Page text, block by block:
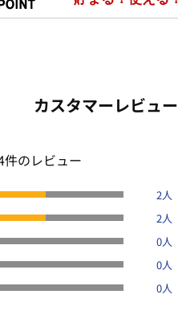
カスタマーレビュー
件のレビュー
2人
2人
0人
0人
0人